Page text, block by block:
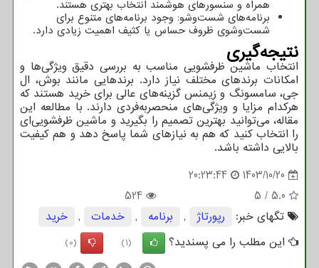
همراه و سنسورهای هوشمند انتخاب بهتری هستند.
برنامه‌های شست‌وشو: وجود برنامه‌های متنوع برای
شست‌وشوی ظروف حساس یا کثیف اهمیت زیادی دارد.
نتیجه‌گیری
انتخاب ماشین ظرفشویی مناسب به بررسی دقیق ویژگی‌ها و
امکانات برندهای مختلف نیاز دارد. برندهایی مانند بوش، ال
جی، سامسونگ و زیمنس گزینه‌های عالی برای خرید هستند که
هرکدام مزایا و ویژگی‌های منحصربه‌فردی دارند. با مطالعه این
مقاله، می‌توانید بهترین تصمیم را بگیرید و ماشین ظرفشویی‌ای
را انتخاب کنید که هم به نیازهای شما پاسخ دهد و هم کیفیت
بالایی داشته باشد.
1403/10/20
20:23:44
5.0
/
5
524
تگهای خبر:
رپورتاژ , برنامه , خدمات ,
خرید
این مطلب را می پسندید؟
(1)
(0)